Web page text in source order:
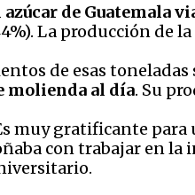
azúcar de Guatemala
La producción de
de esas
molienda al día. Su
muy gratificante para
con trabajar en la